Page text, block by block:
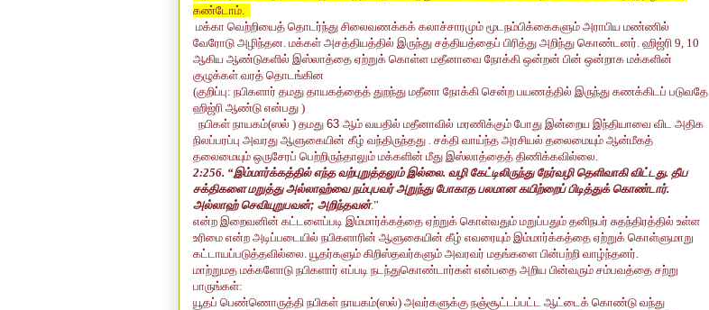
கண்டோம்.
மக்கா வெற்றியைத் தொடர்ந்து சிலைவணக்கக் கலாச்சாரமும் மூடநம்பிக்கைகளும் அராபிய மண்ணில்
வேரோடு அழிந்தன. மக்கள் அசத்தியத்தில் இருந்து சத்தியத்தைப் பிரித்து அறிந்து கொண்டனர். ஹிஜ்ரி 9, 10
ஆகிய ஆண்டுகளில் இஸ்லாத்தை ஏற்றுக் கொள்ள மதீனாவை நோக்கி ஒன்றன் பின் ஒன்றாக மக்களின்
குழுக்கள் வரத் தொடங்கின
(குறிப்பு: நபிகளார் தமது தாயகத்தைத் துறந்து மதீனா நோக்கி சென்ற பயணத்தில் இருந்து கணக்கிடப் படுவதே
ஹிஜ்ரி ஆண்டு என்பது )
நபிகள் நாயகம்)ஸல் ( தமது 63 ஆம் வயதில் மதீனாவில் மரணிக்கும் போது இன்றைய இந்தியாவை விட அதிக
நிலப்பரப்பு அவரது ஆளுகையின் கீழ் வந்திருந்தது . சக்தி வாய்ந்த அரசியல் தலைமையும் ஆன்மீகத்
தலைமையும் ஒருசேரப் பெற்றிருந்தாலும் மக்களின் மீது இஸ்லாத்தைத் திணிக்கவில்லை.
2:256. “இம்மார்க்கத்தில் எந்த வற்புறுத்தலும் இல்லை. வழி கேட்டிலிருந்து நேர்வழி தெளிவாகி விட்டது. தீய
சக்திகளை மறுத்து அல்லாஹ்வை நம்புபவர் அறுந்து போகாத பலமான கயிற்றைப் பிடித்துக் கொண்டார்.
அல்லாஹ் செவியுறுபவன்; அறிந்தவன்.”
என்ற இறைவனின் கட்டளைப்படி இம்மார்க்கத்தை ஏற்றுக் கொள்வதும் மறுப்பதும் தனிநபர் சுதந்திரத்தில் உள்ள
உரிமை என்ற அடிப்படையில் நபிகளாரின் ஆளுகையின் கீழ் எவரையும் இம்மார்க்கத்தை ஏற்றுக் கொள்ளுமாறு
கட்டாயப்படுத்தவில்லை. யூதர்களும் கிறிஸ்தவர்களும் அவரவர் மதங்களை பின்பற்றி வாழ்ந்தனர்.
மாற்றுமத மக்களோடு நபிகளார் எப்படி நடந்துகொண்டார்கள் என்பதை அறிய பின்வரும் சம்பவத்தை சற்று
பாருங்கள்:
யூதப் பெண்ணொருத்தி நபிகள் நாயகம்(ஸல்) அவர்களுக்கு நஞ்சூட்டப்பட்ட ஆட்டைக் கொண்டு வந்து